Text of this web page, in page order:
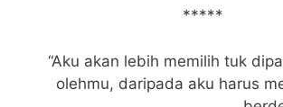
*****
“Aku akan lebih memilih tuk
olehmu, daripada aku harus